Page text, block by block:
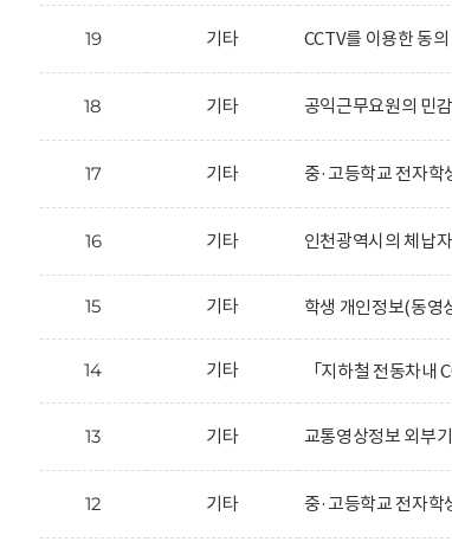
19 기타 CCTV를 이용한 동
18 기타 공익근무요원의 민
17 기타 중·고등학교 전자학
16 기타 인천광역시의 체납
15 기타 학생 개인정보(동영
14 기타 「지하철 전동차내
13 기타 교통영상정보 외부
12 기타 중·고등학교 전자학